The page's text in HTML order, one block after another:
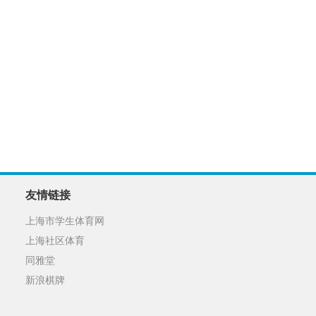
友情链接
上海市学生体育网
上海社区体育
同雅堂
新浪棋牌